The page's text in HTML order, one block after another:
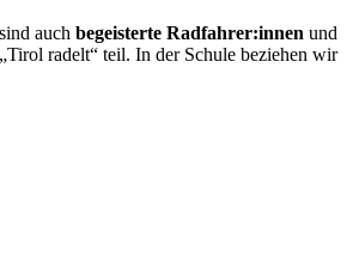
sind auch begeisterte Radfahrer:innen und
radelt“ teil. In der Schule beziehen wir